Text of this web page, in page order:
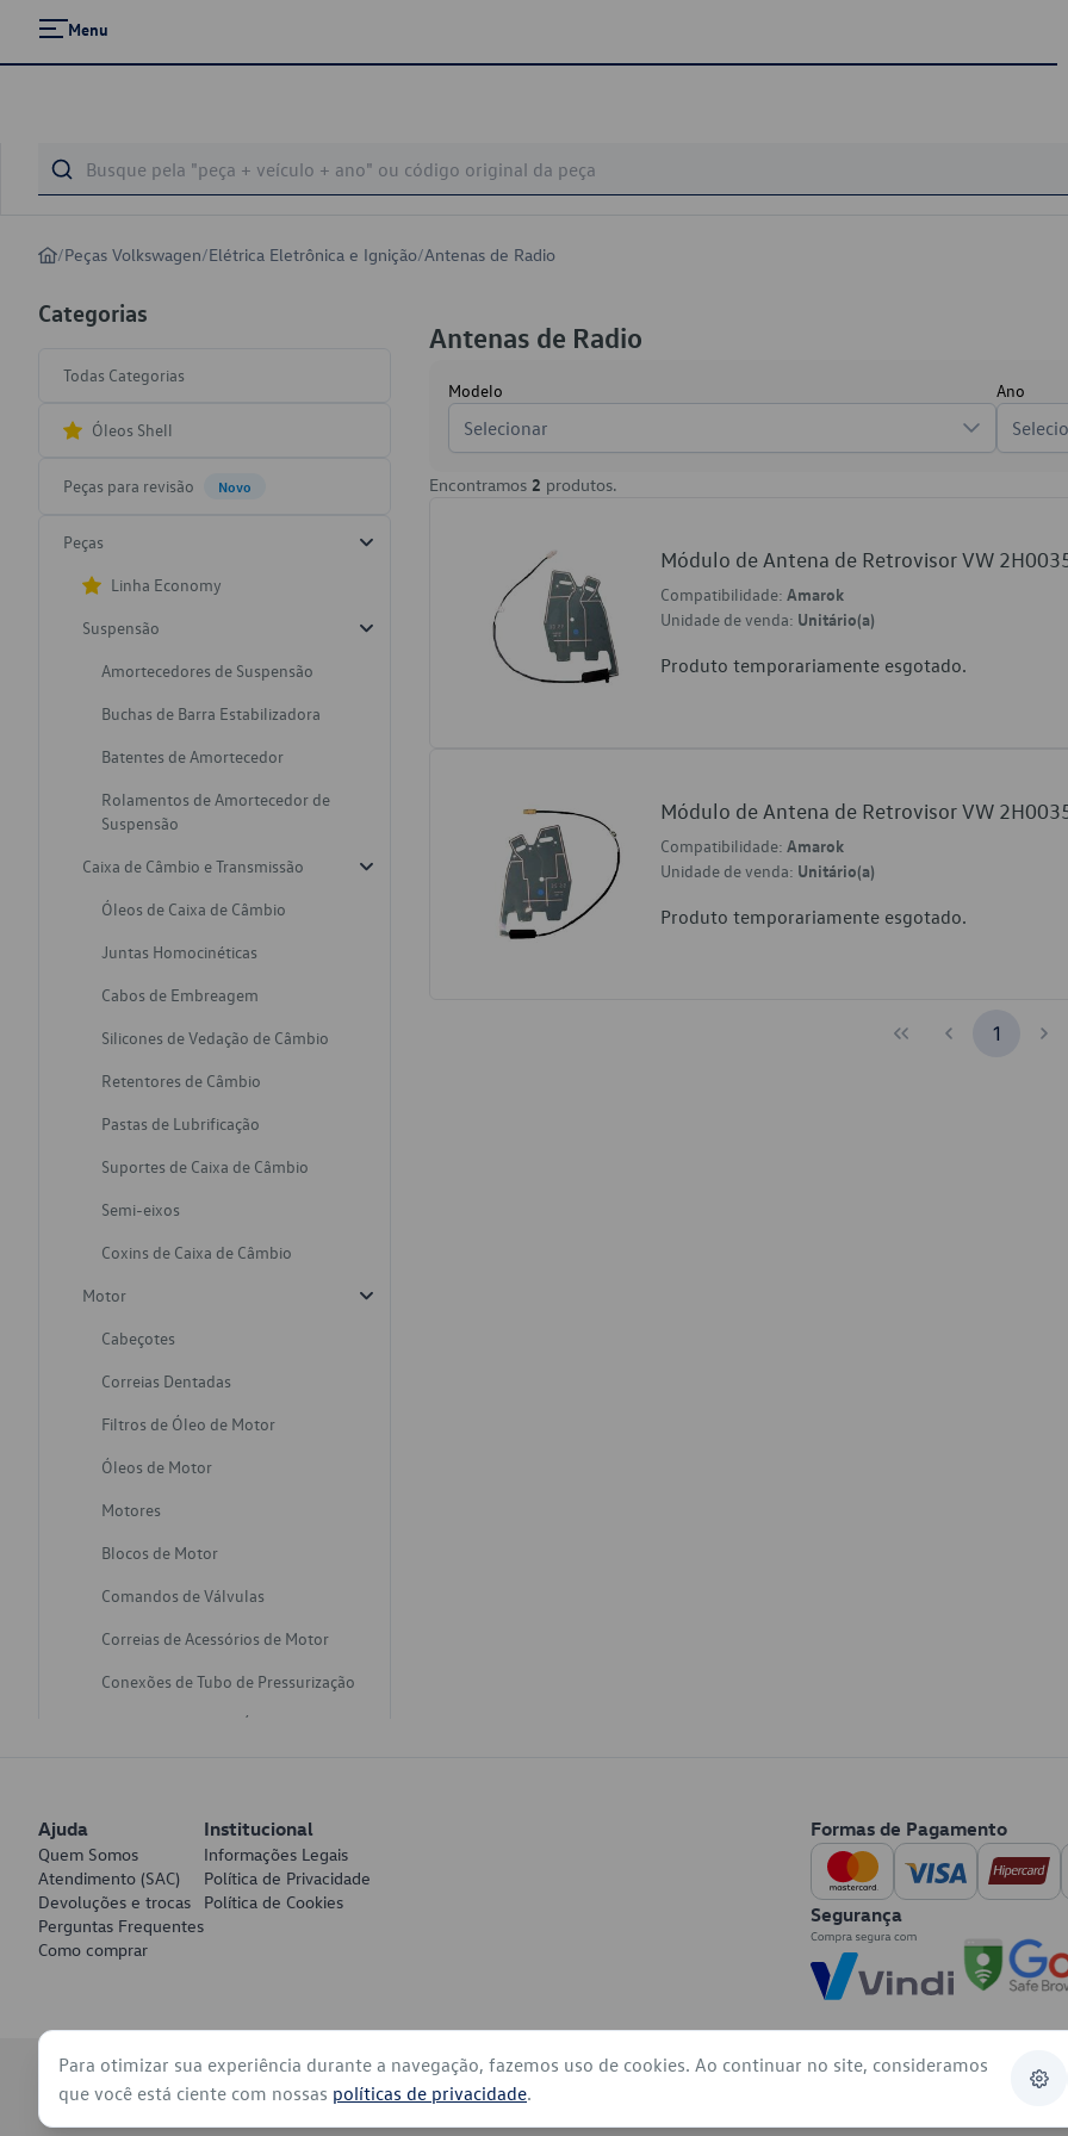
Menu
/Peças Volkswagen/Elétrica Eletrônica e Ignição/Antenas de Radio
Categorias
Todas Categorias
Óleos Shell
Peças para revisão Novo
Peças
Linha Economy
Suspensão
Amortecedores de Suspensão
Buchas de Barra Estabilizadora
Batentes de Amortecedor
Rolamentos de Amortecedor de
Suspensão
Caixa de Câmbio e Transmissão
Óleos de Caixa de Câmbio
Juntas Homocinéticas
Cabos de Embreagem
Silicones de Vedação de Câmbio
Retentores de Câmbio
Pastas de Lubrificação
Suportes de Caixa de Câmbio
Semi-eixos
Coxins de Caixa de Câmbio
Motor
Cabeçotes
Correias Dentadas
Filtros de Óleo de Motor
Óleos de Motor
Motores
Blocos de Motor
Comandos de Válvulas
Correias de Acessórios de Motor
Conexões de Tubo de Pressurização
Varetas de Nivel de Óleo
Discos de Freio
Juntas de Bomba de Vácuo
Mangueiras de Vácuo de Servo
Pratos de Disco de Freio
Travas de Pastilha de Freio
Antenas de Radio
Modelo
Selecionar
Ano
Encontramos 2 produtos.
Módulo de Antena de Retrovisor VW
Compatibilidade: Amarok
Unidade de venda: Unitário(a)
Produto temporariamente esgotado.
Módulo de Antena de Retrovisor VW
Compatibilidade: Amarok
Unidade de venda: Unitário(a)
Produto temporariamente esgotado.
1
Ajuda
Quem Somos
Atendimento (SAC)
Devoluções e trocas
Perguntas Frequentes
Como comprar
Institucional
Informações Legais
Política de Privacidade
Política de Cookies
Formas de Pagamento
Segurança
© 2026 - Volkswagen do Brasil - Todos os direitos reservados
Para otimizar sua experiência durante a navegação, fazemos uso de cookies. Ao continuar no site, consideramos
que você está ciente com nossas políticas de privacidade.